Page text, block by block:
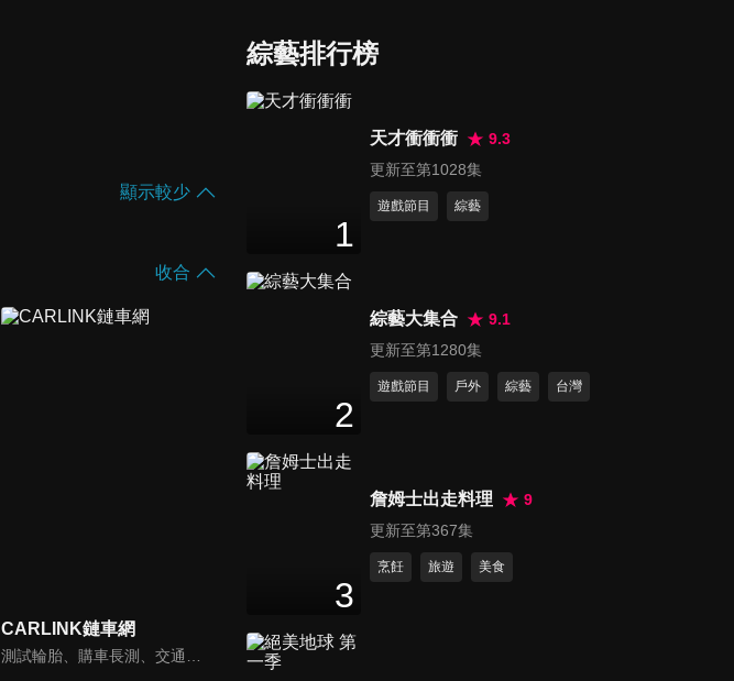
顯示較少
收合
CARLINK鏈車網
第127集 【23年式Kuga：加配
KUGA再加碼：新增Vignale豪
華車型！與ST-Line 該怎麼
23分鐘
版？標準版？五人座？七人
座？猜猜哪個規格賣最好？
第129集 【AMG電動車饗宴：
15 分鐘
M340i xDrive就夠殺？318親
民、330、320豐富：選滿M
Performance Parts套件,照樣
31分鐘
第131集 【孝親車的夢幻逸
綜藝排行榜
1
天才衝衝衝
9.3
更新至第1028集
遊戲節目 綜藝
2
綜藝大集合
9.1
更新至第1280集
遊戲節目 戶外 綜藝 台灣
3
詹姆士出走料理
9
更新至第367集
烹飪 旅遊 美食